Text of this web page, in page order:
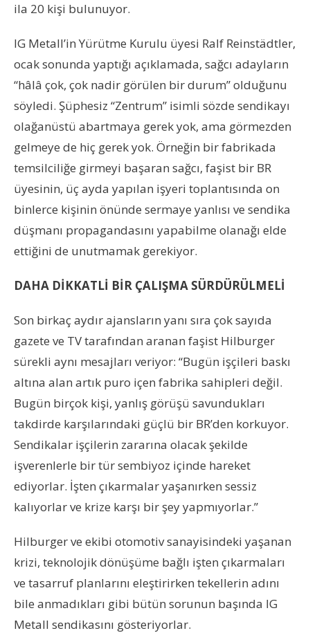
ila 20 kişi bulunuyor.
IG Metall’in Yürütme Kurulu üyesi Ralf Reinstädtler,
ocak sonunda yaptığı açıklamada, sağcı adayların
“hâlâ çok, çok nadir görülen bir durum” olduğunu
söyledi. Şüphesiz “Zentrum” isimli sözde sendikayı
olağanüstü abartmaya gerek yok, ama görmezden
gelmeye de hiç gerek yok. Örneğin bir fabrikada
temsilciliğe girmeyi başaran sağcı, faşist bir BR
üyesinin, üç ayda yapılan işyeri toplantısında on
binlerce kişinin önünde sermaye yanlısı ve sendika
düşmanı propagandasını yapabilme olanağı elde
ettiğini de unutmamak gerekiyor.
DAHA DİKKATLİ BİR ÇALIŞMA SÜRDÜRÜLMELİ
Son birkaç aydır ajansların yanı sıra çok sayıda
gazete ve TV tarafından aranan faşist Hilburger
sürekli aynı mesajları veriyor: “Bugün işçileri baskı
altına alan artık puro içen fabrika sahipleri değil.
Bugün birçok kişi, yanlış görüşü savundukları
takdirde karşılarındaki güçlü bir BR’den korkuyor.
Sendikalar işçilerin zararına olacak şekilde
işverenlerle bir tür sembiyoz içinde hareket
ediyorlar. İşten çıkarmalar yaşanırken sessiz
kalıyorlar ve krize karşı bir şey yapmıyorlar.”
Hilburger ve ekibi otomotiv sanayisindeki yaşanan
krizi, teknolojik dönüşüme bağlı işten çıkarmaları
ve tasarruf planlarını eleştirirken tekellerin adını
bile anmadıkları gibi bütün sorunun başında IG
Metall sendikasını gösteriyorlar.